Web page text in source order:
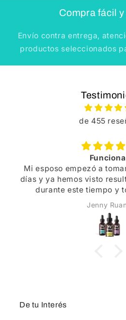
Compra fácil
Envío contra entrega,
productos seleccionados
de 455
Mi esposo empezó a
días y ya hemos visto
durante este tiempo y
terminado. Súper
Jenny
De tu Interés